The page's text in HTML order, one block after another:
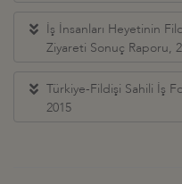
İş İnsanları Heyetinin
Ziyareti Sonuç Raporu,
Türkiye-Fildişi Sahili İş
2015